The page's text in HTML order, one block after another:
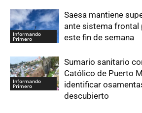
Informando
Primero
Saesa mantiene
ante sistema
este fin de semana
Informando
Primero
Sumario sanitario
Católico de Puerto
identificar
descubierto